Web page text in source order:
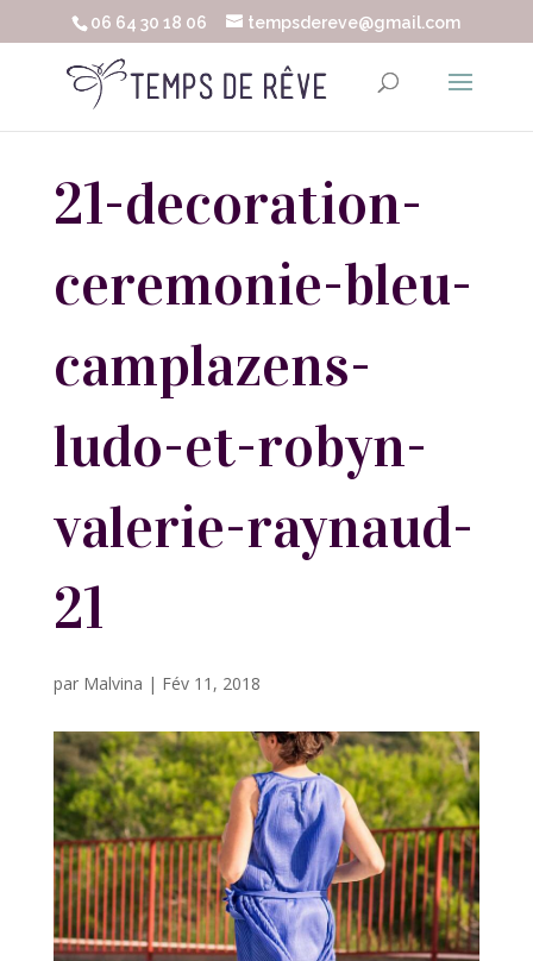
06 64 30 18 06 tempsdereve@gmail.com
21-decoration-
ceremonie-bleu-
camplazens-
ludo-et-robyn-
valerie-raynaud-
21
par Malvina | Fév 11, 2018